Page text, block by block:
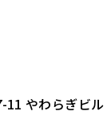
11 やわらぎビル